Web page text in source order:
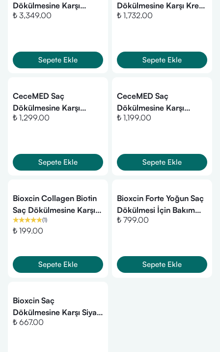
Dökülmesine Karşı
Ampül 30 x7 ml
₺ 3,349.00
Sepete Ekle
Dökülmesine Karşı Krem
300 ml
₺ 1,732.00
Sepete Ekle
CeceMED Saç
Dökülmesine Karşı
Losyon 75 ml
₺ 1,299.00
Sepete Ekle
CeceMED Saç
Dökülmesine Karşı
Şampuan 300 ml
₺ 1,199.00
Sepete Ekle
Bioxcin Collagen Biotin
Saç Dökülmesine Karşı
Şampuan 300 ml
(1)
₺ 199.00
Sepete Ekle
Bioxcin Forte Yoğun Saç
Dökülmesi İçin Bakım
Kiti
₺ 799.00
Sepete Ekle
Bioxcin Saç
Dökülmesine Karşı Siyah
Sarımsak Şampuanı 300
₺ 667.00